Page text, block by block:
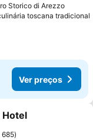
Storico di Arezzo
toscana tradicional
Ver preços
favoritos
Hotel
685